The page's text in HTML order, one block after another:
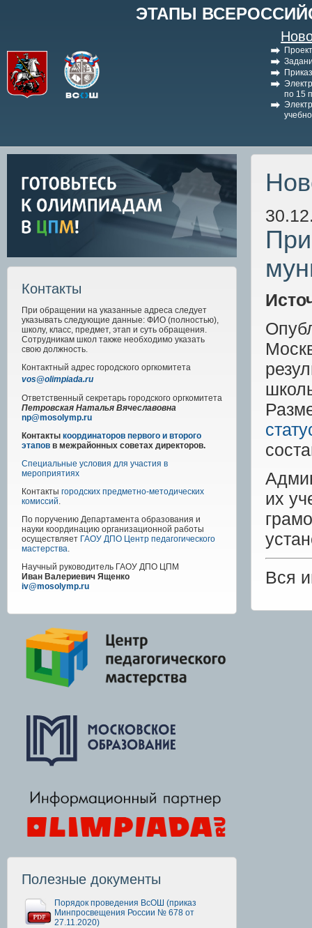
ЭТАПЫ
по 15
Контакты
При обращении на указанные адреса следует
указывать следующие данные: ФИО (полностью),
школу, класс, предмет, этап и суть обращения.
Сотрудникам школ также необходимо указать
свою должность.
Контактный адрес городского оргкомитета
vos@olimpiada.ru
Ответственный секретарь городского оргкомитета
Петровская Наталья Вячеславовна
np@mosolymp.ru
Контакты координаторов первого и второго
этапов в межрайонных советах директоров.
Специальные условия для участия в
мероприятиях
Контакты городских предметно-методических
комиссий.
По поручению Департамента образования и
науки координацию организационной работы
осуществляет ГАОУ ДПО Центр педагогического
мастерства.
Научный руководитель ГАОУ ДПО ЦПМ
Иван Валериевич Ященко
iv@mosolymp.ru
Полезные документы
Порядок проведения ВсОШ (приказ
Минпросвещения России № 678 от
27.11.2020)
их
Вся